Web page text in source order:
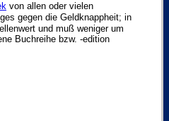
von allen oder vielen
gegen die Geldknappheit; in
und muß weniger um
Buchreihe bzw. -edition